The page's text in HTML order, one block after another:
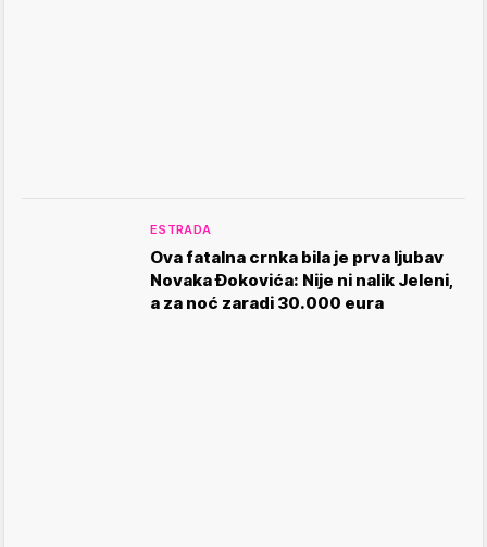
ESTRADA
Ova fatalna crnka bila je prva ljubav
Novaka Đokovića: Nije ni nalik Jeleni,
a za noć zaradi 30.000 eura